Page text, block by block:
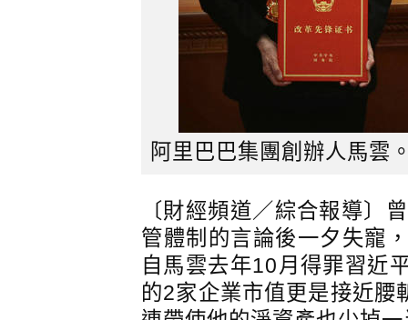
阿里巴巴集團創辦人馬雲
〔財經頻道／綜合報導〕
管體制的言論後一夕失寵
自馬雲去年10月得罪習近
的2家企業市值更是接近